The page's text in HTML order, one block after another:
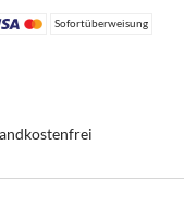
Sofortüberweisung